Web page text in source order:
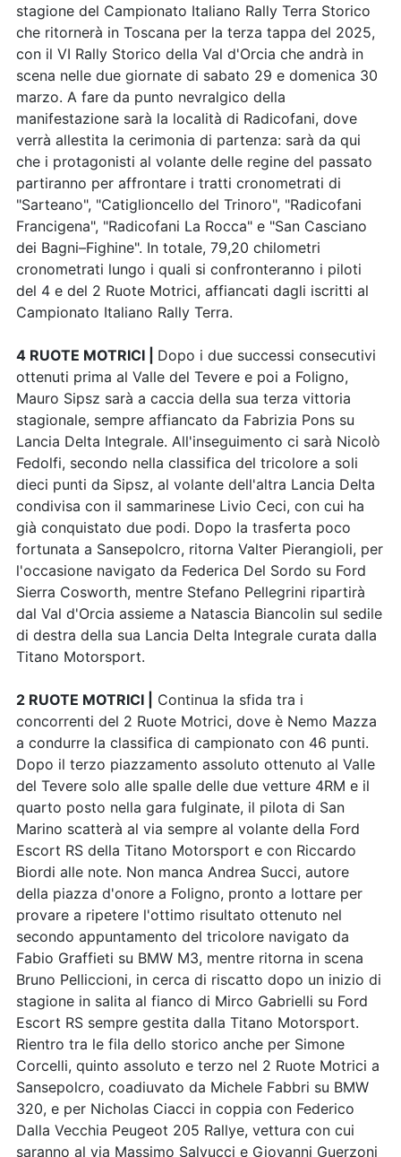
stagione del Campionato Italiano Rally Terra Storico
che ritornerà in Toscana per la terza tappa del 2025,
con il VI Rally Storico della Val d'Orcia che andrà in
scena nelle due giornate di sabato 29 e domenica 30
marzo. A fare da punto nevralgico della
manifestazione sarà la località di Radicofani, dove
verrà allestita la cerimonia di partenza: sarà da qui
che i protagonisti al volante delle regine del passato
partiranno per affrontare i tratti cronometrati di
"Sarteano", "Catiglioncello del Trinoro", "Radicofani
Francigena", "Radicofani La Rocca" e "San Casciano
dei Bagni–Fighine". In totale, 79,20 chilometri
cronometrati lungo i quali si confronteranno i piloti
del 4 e del 2 Ruote Motrici, affiancati dagli iscritti al
Campionato Italiano Rally Terra.
4 RUOTE MOTRICI | Dopo i due successi consecutivi
ottenuti prima al Valle del Tevere e poi a Foligno,
Mauro Sipsz sarà a caccia della sua terza vittoria
stagionale, sempre affiancato da Fabrizia Pons su
Lancia Delta Integrale. All'inseguimento ci sarà Nicolò
Fedolfi, secondo nella classifica del tricolore a soli
dieci punti da Sipsz, al volante dell'altra Lancia Delta
condivisa con il sammarinese Livio Ceci, con cui ha
già conquistato due podi. Dopo la trasferta poco
fortunata a Sansepolcro, ritorna Valter Pierangioli, per
l'occasione navigato da Federica Del Sordo su Ford
Sierra Cosworth, mentre Stefano Pellegrini ripartirà
dal Val d'Orcia assieme a Natascia Biancolin sul sedile
di destra della sua Lancia Delta Integrale curata dalla
Titano Motorsport.
2 RUOTE MOTRICI |
Continua la sfida tra i
concorrenti del 2 Ruote Motrici, dove è Nemo Mazza
a condurre la classifica di campionato con 46 punti.
Dopo il terzo piazzamento assoluto ottenuto al Valle
del Tevere solo alle spalle delle due vetture 4RM e il
quarto posto nella gara fulginate, il pilota di San
Marino scatterà al via sempre al volante della Ford
Escort RS della Titano Motorsport e con Riccardo
Biordi alle note. Non manca Andrea Succi, autore
della piazza d'onore a Foligno, pronto a lottare per
provare a ripetere l'ottimo risultato ottenuto nel
secondo appuntamento del tricolore navigato da
Fabio Graffieti su BMW M3, mentre ritorna in scena
Bruno Pelliccioni, in cerca di riscatto dopo un inizio di
stagione in salita al fianco di Mirco Gabrielli su Ford
Escort RS sempre gestita dalla Titano Motorsport.
Rientro tra le fila dello storico anche per Simone
Corcelli, quinto assoluto e terzo nel 2 Ruote Motrici a
Sansepolcro, coadiuvato da Michele Fabbri su BMW
320, e per Nicholas Ciacci in coppia con Federico
Dalla Vecchia Peugeot 205 Rallye, vettura con cui
saranno al via Massimo Salvucci e Giovanni Guerzoni